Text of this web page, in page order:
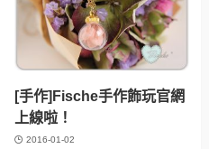
[手作]Fische手作飾玩官網
上線啦！
2016-01-02